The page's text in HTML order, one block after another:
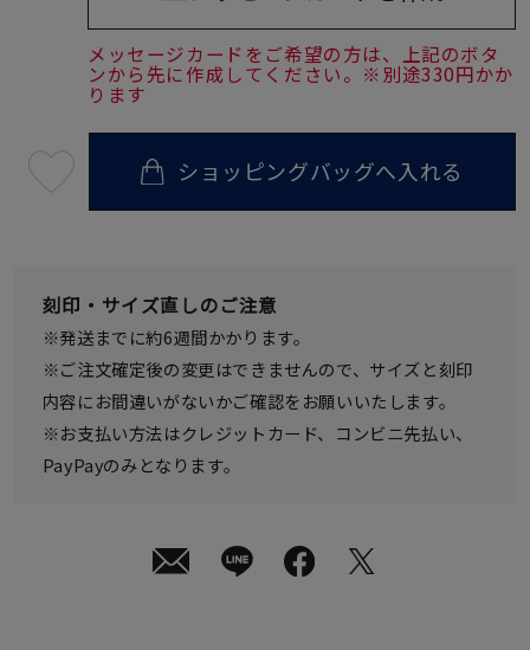
メッセージカードをご希望の方は、上記のボタ
ンから先に作成してください。※別途330円かか
ります
08
送
¥16,500 (tax
in)
ショッピングバッグへ入れる
刻印・サイズ直しのご注意
※発送までに約6週間かかります。
※ご注文確定後の変更はできませんので、サイズと刻印
内容にお間違いがないかご確認をお願いいたします。
※お支払い方法はクレジットカード、コンビニ先払い、
PayPayのみとなります。